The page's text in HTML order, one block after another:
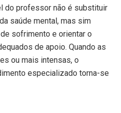
do professor não é substituir
saúde mental, mas sim
sofrimento e orientar o
de apoio. Quando as
ou mais intensas, o
especializado torna-se